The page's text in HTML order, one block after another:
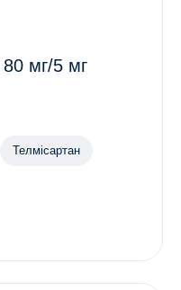
мг/5 мг
Телмісартан